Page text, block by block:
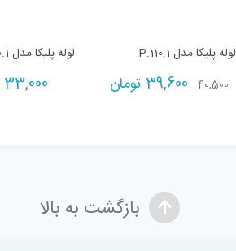
لوله پلیکا مدل P.110.1
40,500
39,600 تومان
لوله پلیکا مدل P.90.1
33,000
بازگشت به بالا